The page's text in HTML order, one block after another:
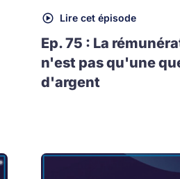
Lire cet épisode
Ep. 75 : La
n'est pas qu'une
d'argent